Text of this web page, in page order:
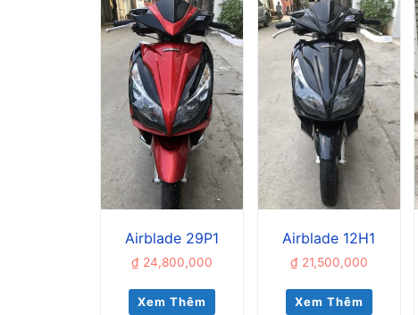
Airblade 29P1
₫24,800,000
Xem Thêm
Airblade 12H1
₫21,500,000
Xem Thêm